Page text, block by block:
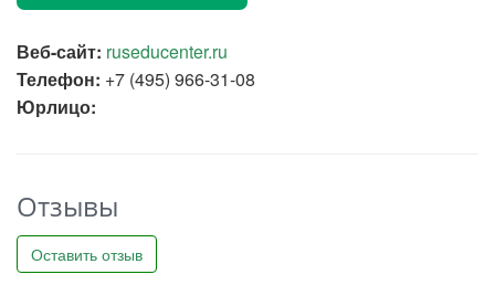
Веб-сайт: ruseducenter.ru
Телефон: +7 (495) 966-31-08
Юрлицо:
Отзывы
Оставить отзыв